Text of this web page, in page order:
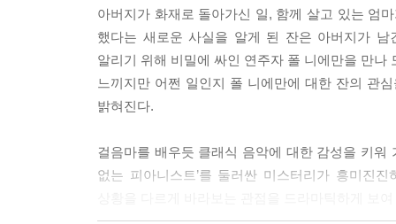
아버지가 화재로 돌아가신 일, 함께 살고 있는 엄
했다는 새로운 사실을 알게 된 잔은 아버지가
알리기 위해 비밀에 싸인 연주자 폴 니에만을 만
느끼지만 어쩐 일인지 폴 니에만에 대한 잔의 관
밝혀진다.
걸음마를 배우듯 클래식 음악에 대한 감성을 키워
없는 피아니스트’를 둘러싼 미스터리가 흥미진